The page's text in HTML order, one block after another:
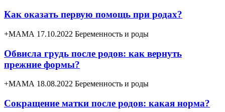
Как оказать первую помощь при родах?
+МАМА 17.10.2022 Беременность и роды
Обвисла грудь после родов: как вернуть
прежние формы?
+МАМА 18.08.2022 Беременность и роды
Сокращение матки после родов: какая норма?